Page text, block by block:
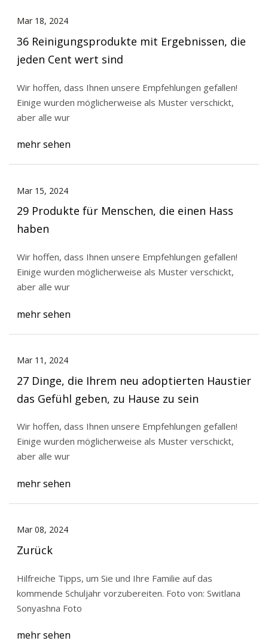
Mar 18, 2024
36 Reinigungsprodukte mit Ergebnissen, die
jeden Cent wert sind
Wir hoffen, dass Ihnen unsere Empfehlungen gefallen!
Einige wurden möglicherweise als Muster verschickt,
aber alle wur
mehr sehen
Mar 15, 2024
29 Produkte für Menschen, die einen Hass
haben
Wir hoffen, dass Ihnen unsere Empfehlungen gefallen!
Einige wurden möglicherweise als Muster verschickt,
aber alle wur
mehr sehen
Mar 11, 2024
27 Dinge, die Ihrem neu adoptierten Haustier
das Gefühl geben, zu Hause zu sein
Wir hoffen, dass Ihnen unsere Empfehlungen gefallen!
Einige wurden möglicherweise als Muster verschickt,
aber alle wur
mehr sehen
Mar 08, 2024
Zurück
Hilfreiche Tipps, um Sie und Ihre Familie auf das
kommende Schuljahr vorzubereiten. Foto von: Switlana
Sonyashna Foto
mehr sehen